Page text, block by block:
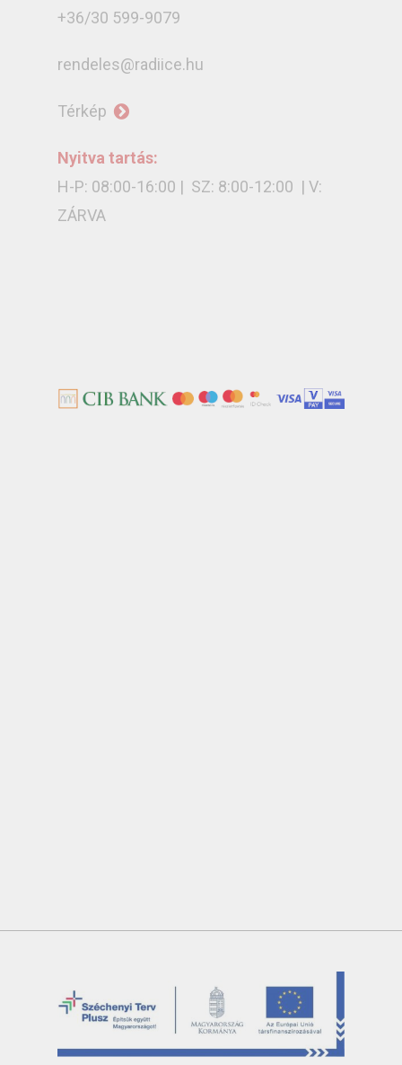
+36/30 599-9079
rendeles@radiice.hu
Térkép
Nyitva tartás:
H-P: 08:00-16:00 | SZ: 8:00-12:00 | V:
ZÁRVA